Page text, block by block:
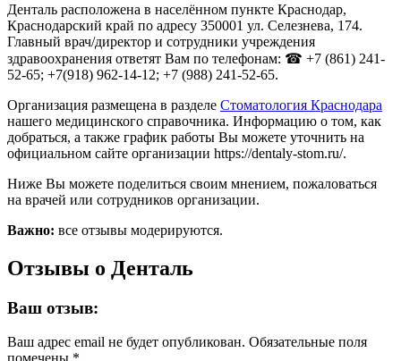
Денталь расположена в населённом пункте Краснодар,
Краснодарский край по адресу 350001 ул. Селезнева, 174.
Главный врач/директор и сотрудники учреждения
здравоохранения ответят Вам по телефонам: ☎ +7 (861) 241-
52-65; +7(918) 962-14-12; +7 (988) 241-52-65.
Организация размещена в разделе Стоматология Краснодара
нашего медицинского справочника. Информацию о том, как
добраться, а также график работы Вы можете уточнить на
официальном сайте организации https://dentaly-stom.ru/.
Ниже Вы можете поделиться своим мнением, пожаловаться
на врачей или сотрудников организации.
Важно: все отзывы модерируются.
Отзывы о Денталь
Ваш отзыв:
Ваш адрес email не будет опубликован. Обязательные поля